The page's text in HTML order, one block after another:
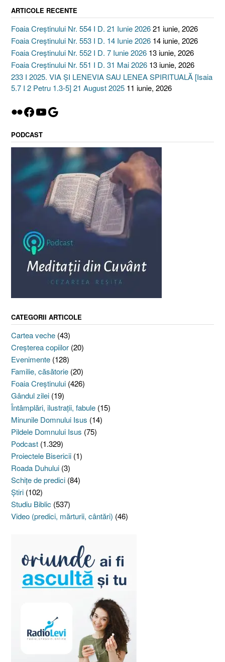
ARTICOLE RECENTE
Foaia Creștinului Nr. 554 I D. 21 Iunie 202621 iunie, 2026
Foaia Creștinului Nr. 553 I D. 14 Iunie 2026 14 iunie, 2026
Foaia Creștinului Nr. 552 I D. 7 Iunie 2026 13 iunie, 2026
Foaia Creștinului Nr. 551 I D. 31 Mai 2026 13 iunie, 2026
233 I 2025. VIA ȘI LENEVIA SAU LENEA SPIRITUALĂ [Isaia
5.7 I 2 Petru 1.3-5] 21 August 2025 11 iunie, 2026
Flickr
Facebook
YouTube
Google
PODCAST
CATEGORII ARTICOLE
Cartea veche (43)
Creşterea copiilor (20)
Evenimente (128)
Familie, căsătorie (20)
Foaia Creştinului (426)
Gândul zilei (19)
Întâmplări, ilustraţii, fabule (15)
Minunile Domnului Isus (14)
Pildele Domnului Isus (75)
Podcast (1.329)
Proiectele Bisericii (1)
Roada Duhului (3)
Schiţe de predici (84)
Ştiri (102)
Studiu Biblic (537)
Video (predici, mărturii, cântări) (46)